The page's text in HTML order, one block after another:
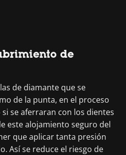
de
de diamante que se
de la punta, en el proceso
se aferraran con los dientes
este alojamiento seguro del
que aplicar tanta presión
Así se reduce el riesgo de